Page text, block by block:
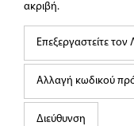
ακριβή.
Επεξεργαστείτε
Αλλαγή κωδικού
Διεύθυνση